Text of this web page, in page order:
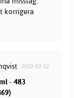
korrigera
2022-03-12
- 483